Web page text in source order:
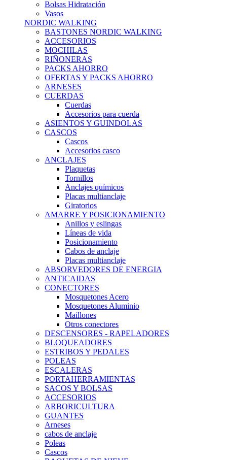
Bolsas Hidratación
Vasos
NORDIC WALKING
BASTONES NORDIC WALKING
ACCESORIOS
MOCHILAS
RIÑONERAS
PACKS AHORRO
OFERTAS Y PACKS AHORRO
ARNESES
CUERDAS
Cuerdas
Accesorios para cuerda
ASIENTOS Y GUINDOLAS
CASCOS
Cascos
Accesorios casco
ANCLAJES
Plaquetas
Tornillos
Anclajes químicos
Placas multianclaje
Giratorios
AMARRE Y POSICIONAMIENTO
Anillos y eslingas
Líneas de vida
Posicionamiento
Cabos de anclaje
Placas multianclaje
ABSORVEDORES DE ENERGIA
ANTICAIDAS
CONECTORES
Mosquetones Acero
Mosquetones Aluminio
Maillones
Otros conectores
DESCENSORES - RAPELADORES
BLOQUEADORES
ESTRIBOS Y PEDALES
POLEAS
ESCALERAS
PORTAHERRAMIENTAS
SACOS Y BOLSAS
ACCESORIOS
ARBORICULTURA
GUANTES
Arneses
cabos de anclaje
Poleas
Cascos